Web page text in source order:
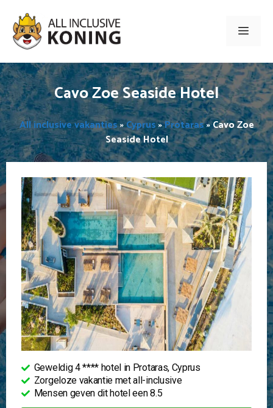
naar
inhoud
Menu
Cavo Zoe Seaside Hotel
All inclusive vakanties»Cyprus»Protaras»Cavo Zoe
Seaside Hotel
Geweldig 4 **** hotel in Protaras, Cyprus
Zorgeloze vakantie met all-inclusive
Mensen geven dit hotel een 8.5